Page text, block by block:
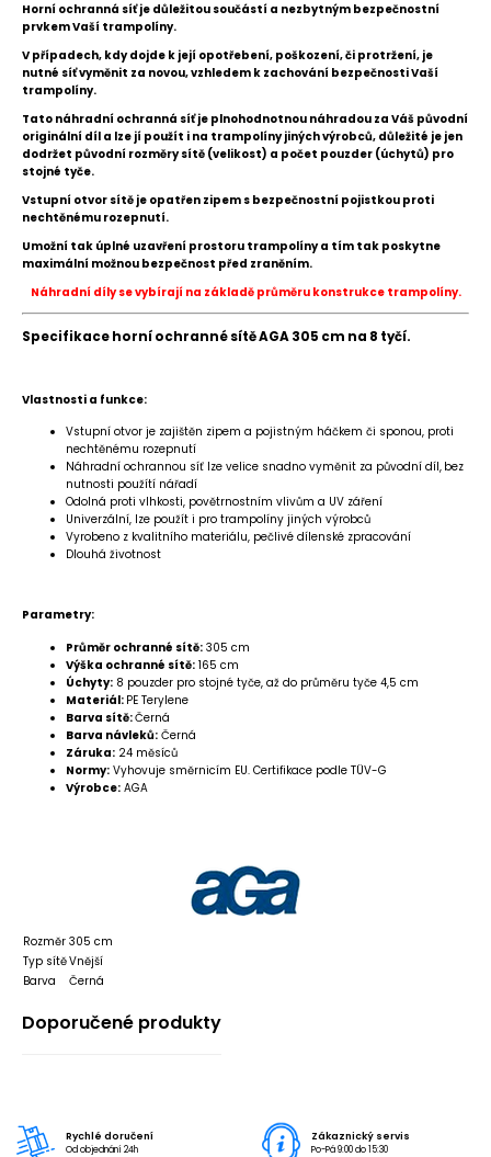
Horní ochranná síť je důležitou součástí a nezbytným bezpečnostní
prvkem Vaší trampolíny.
V případech, kdy dojde k její opotřebení, poškození, či protržení, je
nutné síťvyměnit za novou, vzhledem k zachování bezpečnosti Vaší
trampolíny.
Tato náhradní ochranná síť je plnohodnotnou náhradou za Váš původní
originální díl a lze jí použít i na trampolíny jiných výrobců, důležité je jen
dodržet původní rozměry sítě (velikost) a počet pouzder (úchytů) pro
stojné tyče.
Vstupní otvor sítě je opatřen zipem s bezpečnostní pojistkou proti
nechtěnému rozepnutí.
Umožní tak úplné uzavření prostoru trampolíny a tím tak poskytne
maximální možnou bezpečnost před zraněním.
Náhradní díly se vybírají na základě průměru konstrukce trampolíny.
Specifikace horní ochranné sítě AGA 305 cm na 8 tyčí.
Vlastnosti a funkce:
Vstupní otvor je zajištěn zipem a pojistným háčkem či sponou, proti
nechtěnému rozepnutí
Náhradní ochrannou síť lze velice snadno vyměnit za původní díl, bez
nutnosti použítí nářadí
Odolná proti vlhkosti, povětrnostním vlivům a UV záření
Univerzální, lze použít i pro trampolíny jiných výrobců
Vyrobeno z kvalitního materiálu, pečlivé dílenské zpracování
Dlouhá životnost
Parametry:
Průměr ochranné sítě: 305 cm
Výška ochranné sítě: 165 cm
Úchyty: 8 pouzder pro stojné tyče, až do průměru tyče 4,5 cm
Materiál: PE Terylene
Barva sítě:Černá
Barva návleků: Černá
Záruka: 24 měsíců
Normy: Vyhovuje směrnicím EU. Certifikace podle TÜV-G
Výrobce: AGA
Rozměr 305 cm
Typ sítěVnější
Barva
Černá
Doporučené produkty
Rychlé doručení
Od objednání 24h
Zákaznický servis
Po-Pá 9:00 do 15:30